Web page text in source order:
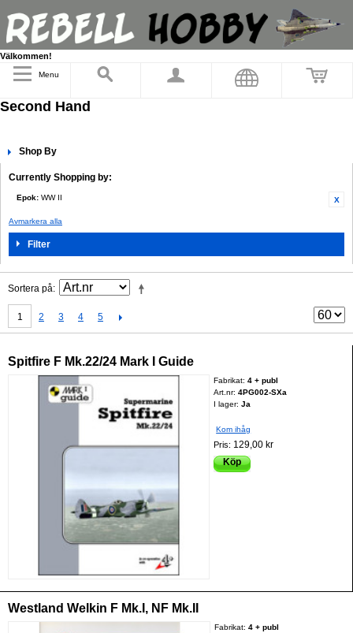
Välkommen!
Menu
Second Hand
Shop By
Currently Shopping by:
Epok: WW II
Avmarkera alla
Filter
Sortera på
1 2 3 4 5
Spitfire F Mk.22/24 Mark I Guide
Fabrikat:4 + publ
Art.nr:4PG002-SXa
I lager: Ja
Kom ihåg
Pris: 129,00 kr
Köp
Westland Welkin F Mk.I, NF Mk.II
Fabrikat: 4 + publ